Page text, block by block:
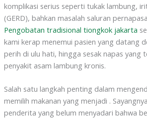
komplikasi serius seperti tukak lambung,
(GERD), bahkan masalah saluran
Pengobatan tradisional tiongkok jakarta
kami kerap menemui pasien yang datang
perih di ulu hati, hingga sesak napas yang
penyakit asam lambung kronis.
Salah satu langkah penting dalam
memilih makanan yang menjadi .
penderita yang belum menyadari bahwa